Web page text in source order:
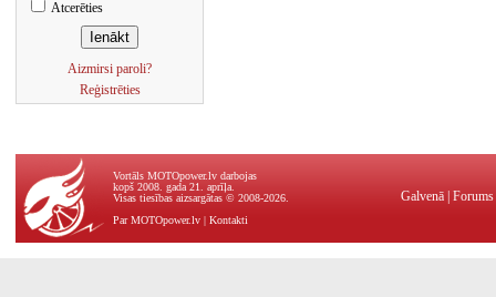
Atcerēties
Aizmirsi paroli?
Reģistrēties
Vortāls MOTOpower.lv darbojas
kopš 2008. gada 21. aprīļa.
Visas tiesības aizsargātas © 2008-2026.
Par MOTOpower.lv | Kontakti
Galvenā Forums